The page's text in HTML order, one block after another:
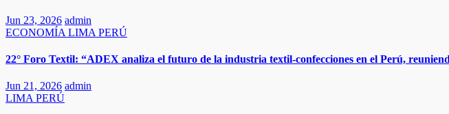
Jun 23, 2026 admin
ECONOMÍA LIMA PERÚ
22° Foro Textil: “ADEX analiza el futuro de la industria textil-confecciones en el Perú,
Jun 21, 2026 admin
LIMA PERÚ